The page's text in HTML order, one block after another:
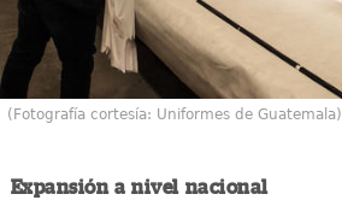
(Fotografía cortesía: Uniformes de Guatemala)
Expansión a nivel nacional